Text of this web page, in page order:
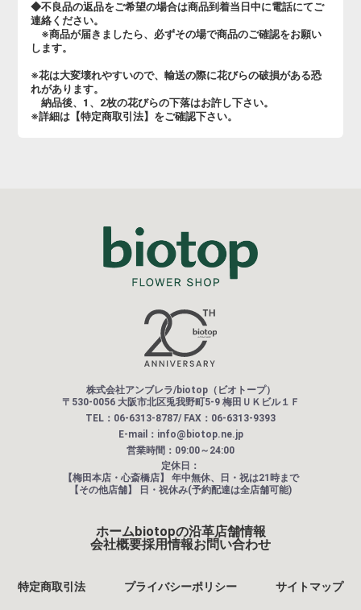
◆不良品の返品をご希望の場合は商品到着当日中に電話にてご
連絡ください。
※商品が届きましたら、必ずその場で商品のご確認をお願い
します。
※花は大変壊れやすいので、輸送の際に花びらの破損がある恐
れがあります。
納品後、1、2枚の花びらの下落はお許し下さい。
※詳細は【特定商取引法】をご確認下さい。
株式会社アンブレラ/biotop（ビオトープ）
〒530-0056 大阪市北区兎我野町5-9 梅田ＵＫビル１Ｆ
TEL：06-6313-8787/ FAX：06-6313-9393
E-mail：info@biotop.ne.jp
営業時間：09:00～24:00
定休日：
【梅田本店・心斎橋店】 年中無休、日・祝は21時まで
【その他店舗】
日・祝休み(予約配達は全店舗可能)
ホームbiotopの沿革店舗情報
会社概要採用情報お問い合わせ
特定商取引法 プライバシーポリシー サイトマップ